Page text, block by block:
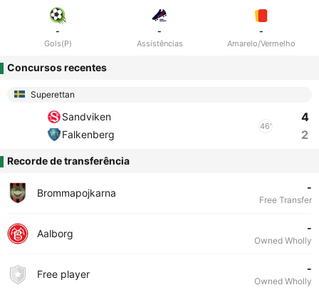
-
Gols(P)
-
Assistências
-
Amarelo/Vermelho
Concursos recentes
Superettan
Sandviken
Falkenberg
46'
4
2
Recorde de transferência
Brommapojkarna -
Free Transfer
Aalborg -
Owned Wholly
Free player -
Owned Wholly